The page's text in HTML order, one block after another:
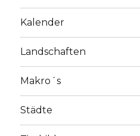
Kalender
Landschaften
Makro´s
Städte